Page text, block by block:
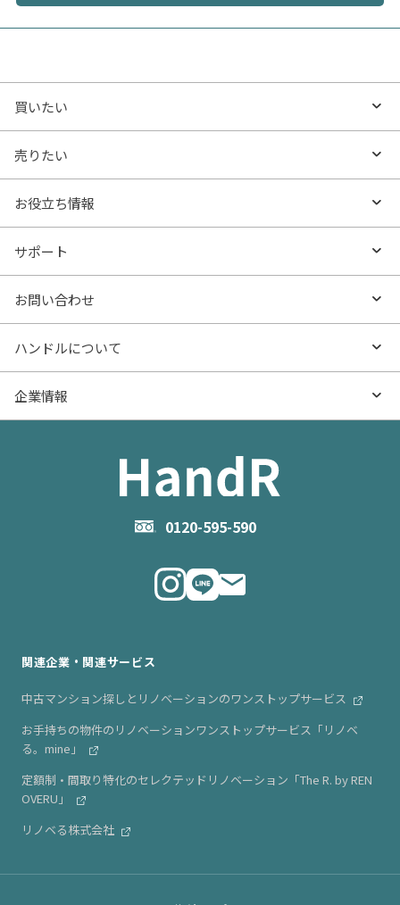
0120-595-590
買いたい
買いたいTOP
沿線・駅から探す
特集から探す
価格更新した物件
物件一覧
売りたい
売りたいTOP
AI査定
売却サービス
お役立ち記事（売却）
お役立ち情報
お役立ち情報TOP
- マンションの基礎知識
- マンション売却
- お金のこと
- 住まいの手引き サイトマップ
サポート
よくあるご質問
お問い合わせ
物件購入のご相談
住み替えのご相談
物件掲載に関するお問い合わせ
ハンドルについて
ハンドルとは
企業情報
関連企業・関連サービス
中古マンション探しとリノベーションのワンストップサービス
お手持ちの物件のリノベーションワンストップサービス「リノベ
る。mine」
定額制・間取り特化のセレクテッドリノベーション「The R. by REN
OVERU」
リノベる株式会社